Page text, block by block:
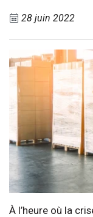
28 juin 2022
À l’heure où la